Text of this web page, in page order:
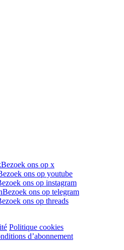
Bezoek ons op x
ons op youtube
ons op instagram
Bezoek ons op telegram
ons op threads
Politique cookies
d’abonnement